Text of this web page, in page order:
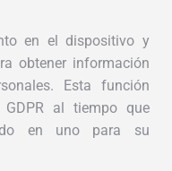
en el dispositivo y
obtener información
Esta función
al tiempo que
en uno para su